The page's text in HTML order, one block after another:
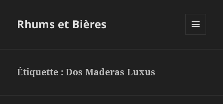
Rhums et Bières
Étiquette :Dos Maderas Luxus